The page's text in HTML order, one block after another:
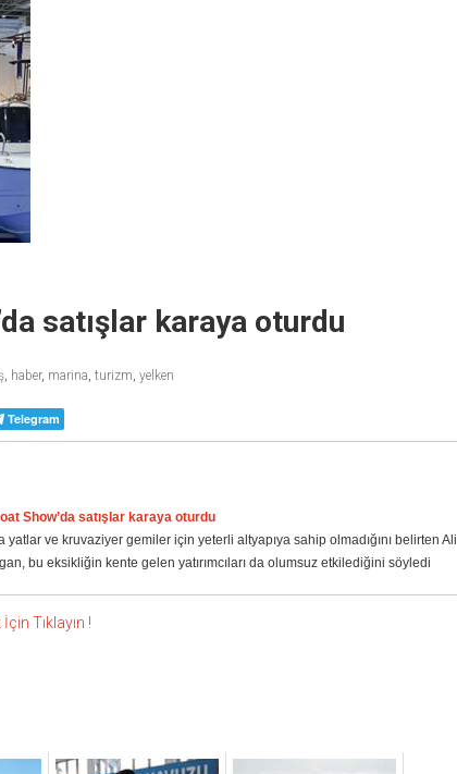
satışlar karaya oturdu
, haber, marina, turizm, yelken
Telegram
Show’da satışlar karaya oturdu
yatlar ve kruvaziyer gemiler için yeterli altyapıya sahip olmadığını belirten Ali
bu eksikliğin kente gelen yatırımcıları da olumsuz etkilediğini söyledi
Tıklayın !